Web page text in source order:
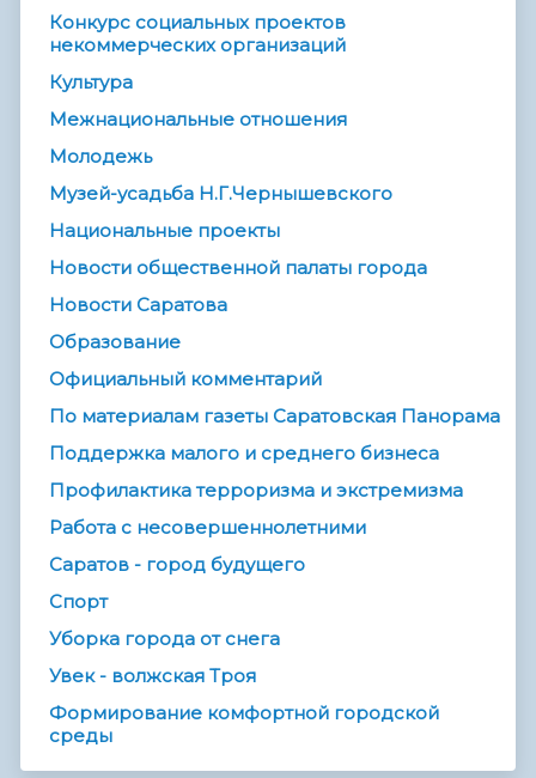
Конкурс социальных проектов
некоммерческих организаций
Культура
Межнациональные отношения
Молодежь
Музей-усадьба Н.Г.Чернышевского
Национальные проекты
Новости общественной палаты города
Новости Саратова
Образование
Официальный комментарий
По материалам газеты Саратовская Панорама
Поддержка малого и среднего бизнеса
Профилактика терроризма и экстремизма
Работа с несовершеннолетними
Саратов - город будущего
Спорт
Уборка города от снега
Увек - волжская Троя
Формирование комфортной городской
среды